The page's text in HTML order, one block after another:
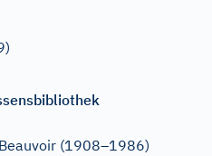
(1908–1986)